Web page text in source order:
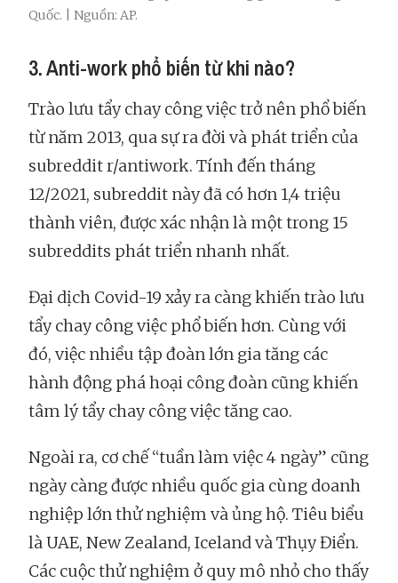
Quốc. | Nguồn: AP.
3. Anti-work phổ biến từ khi nào?
Trào lưu tẩy chay công việc trở nên phổ biến
từ năm 2013, qua sự ra đời và phát triển của
subreddit r/antiwork. Tính đến tháng
12/2021, subreddit này đã có hơn 1,4 triệu
thành viên, được xác nhận là một trong 15
subreddits phát triển nhanh nhất.
Đại dịch Covid-19 xảy ra càng khiến trào lưu
tẩy chay công việc phổ biến hơn. Cùng với
đó, việc nhiều tập đoàn lớn gia tăng các
hành động phá hoại công đoàn cũng khiến
tâm lý tẩy chay công việc tăng cao.
Ngoài ra, cơ chế “tuần làm việc 4 ngày” cũng
ngày càng được nhiều quốc gia cùng doanh
nghiệp lớn thử nghiệm và ủng hộ. Tiêu biểu
là UAE, New Zealand, Iceland và Thụy Điển.
Các cuộc thử nghiệm ở quy mô nhỏ cho thấy